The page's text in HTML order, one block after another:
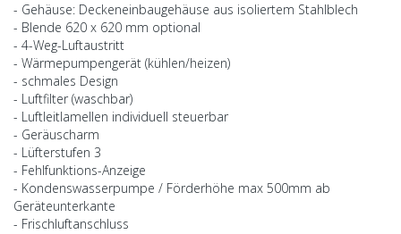
- Gehäuse: Deckeneinbaugehäuse aus isoliertem Stahlblech
- Blende 620 x 620 mm optional
- 4-Weg-Luftaustritt
- Wärmepumpengerät (kühlen/heizen)
- schmales Design
- Luftfilter (waschbar)
- Luftleitlamellen individuell steuerbar
- Geräuscharm
- Lüfterstufen 3
- Fehlfunktions-Anzeige
- Kondenswasserpumpe / Förderhöhe max 500mm ab
Geräteunterkante
- Frischluftanschluss